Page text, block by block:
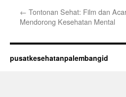
← Tontonan Sehat: Film dan
Mendorong Kesehatan Mental
pusatkesehatanpalembangid